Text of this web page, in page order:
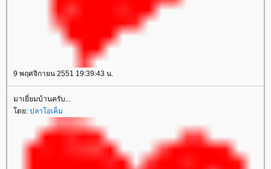
9 พฤศจิกายน 2551 19:39:43 น.
มาเยี่ยมบ้านครับ...
โดย: ปลาโอเค็ม